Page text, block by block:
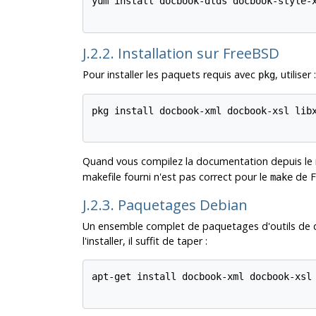
J.2.2. Installation sur FreeBSD
Pour installer les paquets requis avec pkg, utiliser :
pkg install docbook-xml docbook-xsl
Quand vous compilez la documentation depuis
makefile fourni n'est pas correct pour le makede
J.2.3. Paquetages Debian
Un ensemble complet de paquetages d'outils
l'installer, il suffit de taper :
apt-get install docbook-xml docbook-